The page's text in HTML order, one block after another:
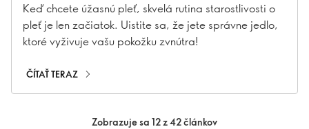
Keď chcete úžasnú pleť, skvelá rutina starostlivosti o
pleť je len začiatok. Uistite sa, že jete správne jedlo,
ktoré vyživuje vašu pokožku zvnútra!
ČÍTAŤ TERAZ
Zobrazuje sa 12 z 42 článkov